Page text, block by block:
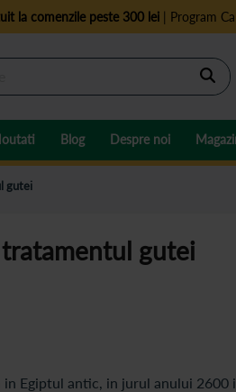
la comenzile peste 300 lei| Program
Blog Despre noi
gutei
gutei
Egiptul antic, in jurul anului 2600